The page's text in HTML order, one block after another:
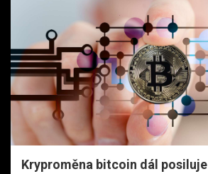
Kryproměna bitcoin dál posiluje